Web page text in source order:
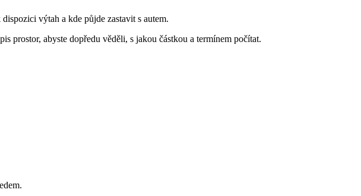
výtah a kde půjde zastavit s autem.
prostor, abyste dopředu věděli, s jakou částkou a termínem počítat.